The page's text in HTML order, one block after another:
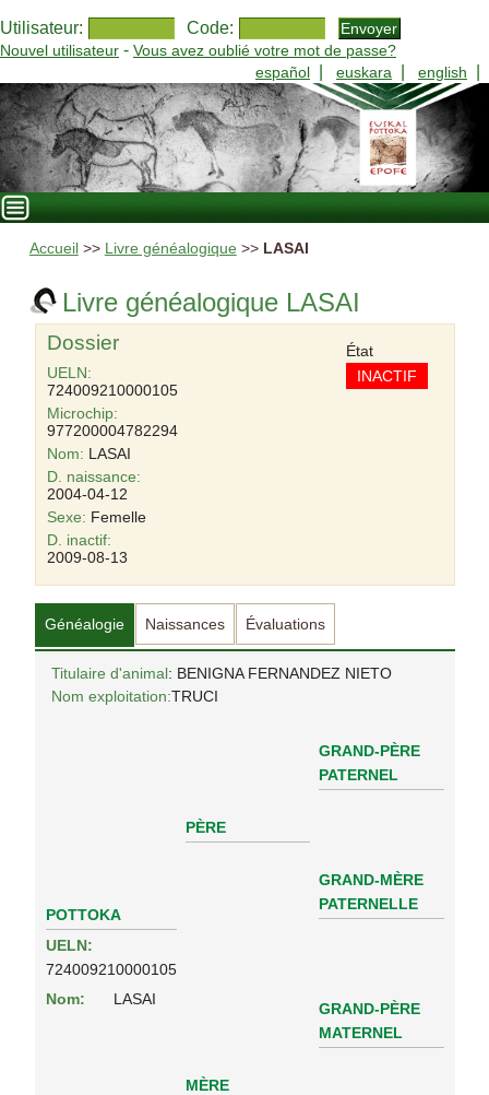
Utilisateur: Code:
Nouvel utilisateur - Vous avez oublié votre mot de passe?
español
euskara english
Accueil >> Livre généalogique >> LASAI
Livre généalogique LASAI
Dossier
UELN:
724009210000105
Microchip:
977200004782294
Nom: LASAI
D. naissance:
2004-04-12
Sexe: Femelle
État
INACTIF
D. inactif:
2009-08-13
Généalogie Naissances Évaluations
Titulaire d'animal: BENIGNA FERNANDEZ NIETO
Nom exploitation:TRUCI
POTTOKA
UELN:
724009210000105
Nom:
LASAI
PÈRE
GRAND-PÈRE
PATERNEL
GRAND-MÈRE
PATERNELLE
MÈRE
GRAND-PÈRE
MATERNEL